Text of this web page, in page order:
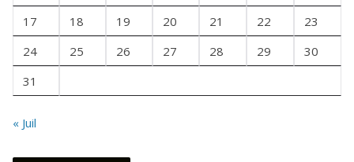
S
17
18 19 20 21 22
23
24
25 26 27 28 29
30
31
« Juil